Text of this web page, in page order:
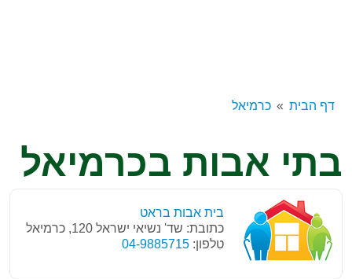
דף הבית כרמיאל
בתי אבות בכרמיאל
בית אבות בראט
כתובת: שד' נשיאי ישראל 120, כרמיאל
טלפון: 04-9885715